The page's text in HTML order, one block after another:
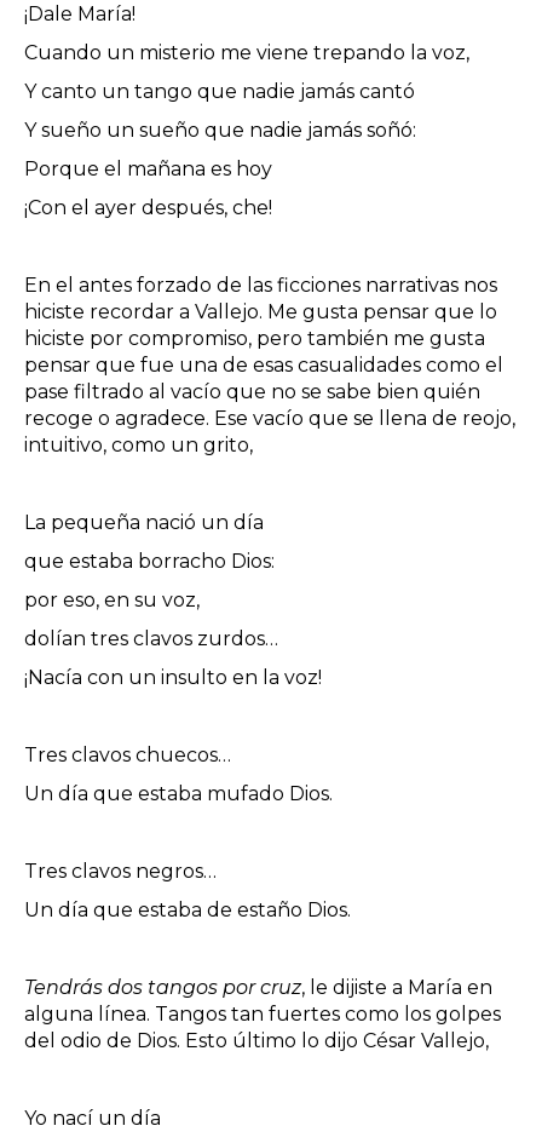
¡Dale María!
Cuando un misterio me viene trepando la voz,
Y canto un tango que nadie jamás cantó
Y sueño un sueño que nadie jamás soñó:
Porque el mañana es hoy
¡Con el ayer después, che!
En el antes forzado de las ficciones narrativas nos
hiciste recordar a Vallejo. Me gusta pensar que lo
hiciste por compromiso, pero también me gusta
pensar que fue una de esas casualidades como el
pase filtrado al vacío que no se sabe bien quién
recoge o agradece. Ese vacío que se llena de reojo,
intuitivo, como un grito,
La pequeña nació un día
que estaba borracho Dios:
por eso, en su voz,
dolían tres clavos zurdos…
¡Nacía con un insulto en la voz!
Tres clavos chuecos…
Un día que estaba mufado Dios.
Tres clavos negros…
Un día que estaba de estaño Dios.
Tendrás dos tangos por cruz, le dijiste a María en
alguna línea. Tangos tan fuertes como los golpes
del odio de Dios. Esto último lo dijo César Vallejo,
Yo nací un día